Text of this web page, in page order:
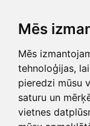
Mēs
Mēs
tehnoloģijas,
pieredzi mūsu
saturu un
vietnes